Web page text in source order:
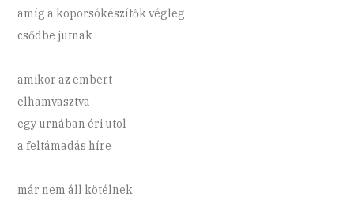
amíg a koporsókészítők végleg
csődbe jutnak
amikor az embert
elhamvasztva
egy urnában éri utol
a feltámadás híre
már nem áll kötélnek